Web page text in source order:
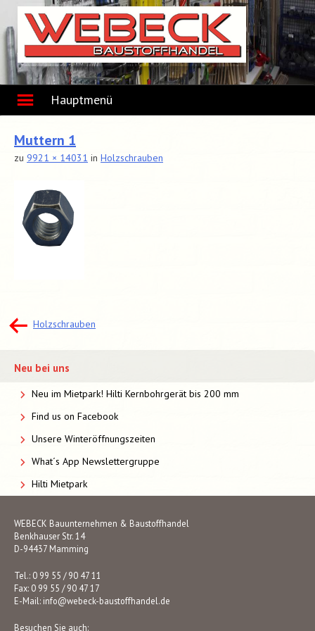
content
Hauptmenü
Muttern 1
zu 9921 × 14031 in Holzschrauben
Beitragsnavigation
Holzschrauben
Neu bei uns
Neu im Mietpark! Hilti Kernbohrgerät bis 200 mm
Find us on Facebook
Unsere Winteröffnungszeiten
What´s App Newslettergruppe
Hilti Mietpark
WEBECK Bauunternehmen & Baustoffhandel
Benkhauser Str. 14
D-94437 Mamming
Tel.: 0 99 55 / 90 47 11
Fax: 0 99 55 / 90 47 17
E-Mail: info@webeck-baustoffhandel.de
Besuchen Sie auch: